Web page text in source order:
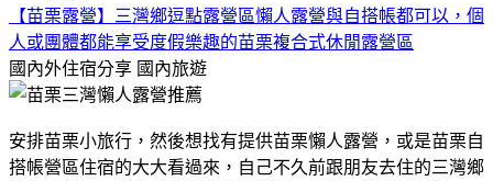
【苗栗露營】三灣鄉逗點露營區懶人露營與自搭帳都可以，個
人或團體都能享受度假樂趣的苗栗複合式休閒露營區
國內外住宿分享 國內旅遊
安排苗栗小旅行，然後想找有提供苗栗懶人露營，或是苗栗自
搭帳營區住宿的大大看過來，自己不久前跟朋友去住的三灣鄉